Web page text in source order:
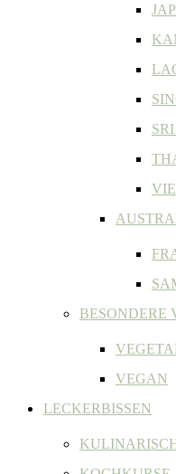
BESONDERE
VEGAN
LECKERBISSEN